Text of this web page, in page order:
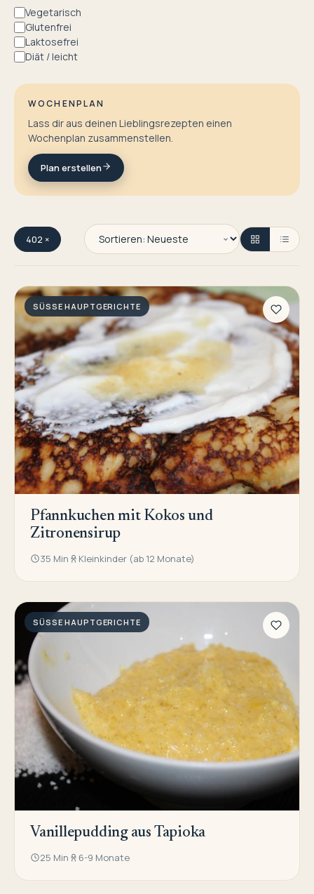
Vegetarisch
Glutenfrei
Laktosefrei
Diät / leicht
WOCHENPLAN
Lass dir aus deinen Lieblingsrezepten einen
Wochenplan zusammenstellen.
Plan erstellen
402 ×
SÜSSE HAUPTGERICHTE
Pfannkuchen mit Kokos und
Zitronensirup
35 Min Kleinkinder (ab 12 Monate)
SÜSSE HAUPTGERICHTE
Vanillepudding aus Tapioka
25 Min 6-9 Monate